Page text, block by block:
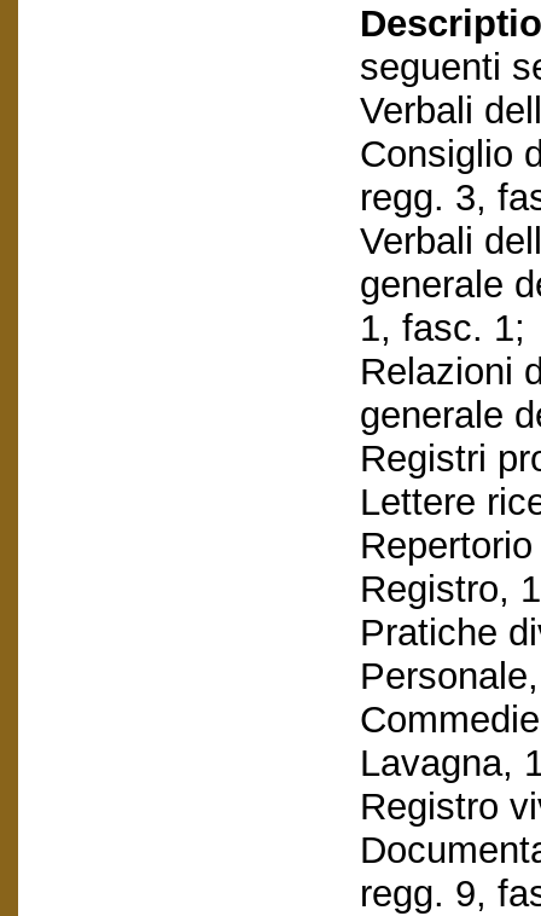
seguenti
Verbali
Consiglio
regg. 3,
Verbali
generale
1, fasc. 1;
Relazioni
generale
Registri
Lettere
Registro,
Pratiche
Lavagna,
Registro
regg. 9,